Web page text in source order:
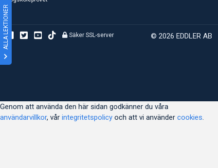
ALLA LEKTIONER © 2026 EDDLER AB
Säker SSL-server
Genom att använda den här sidan godkänner du våra
användarvillkor, vår integritetspolicy och att vi använder cookies.